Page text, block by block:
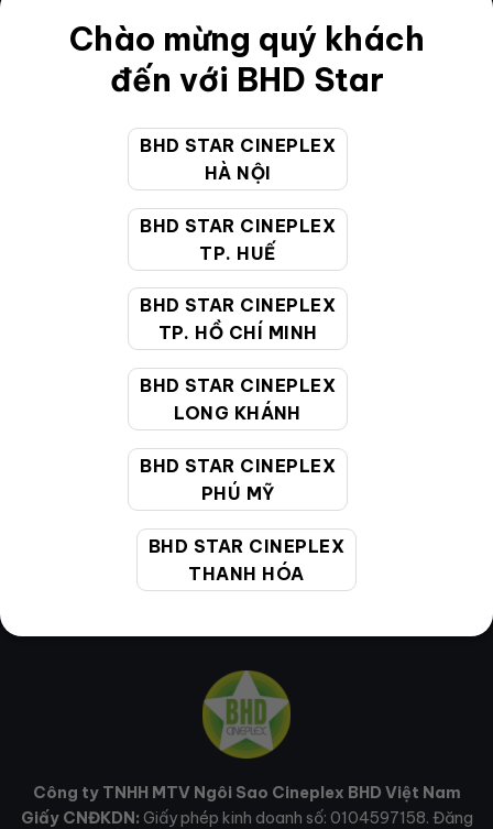
Chào mừng quý khách
đến với BHD Star
BHD STAR CINEPLEX
HÀ NỘI
BHD STAR CINEPLEX
TP. HUẾ
BHD STAR CINEPLEX
TP. HỒ CHÍ MINH
BHD STAR CINEPLEX
LONG KHÁNH
BHD STAR CINEPLEX
PHÚ MỸ
BHD STAR CINEPLEX
THANH HÓA
Điều khoản
Hướng dẫn đặt vé trực tuyến
Chính sách bảo vệ thông tin cá nhân của người tiêu
CHĂM SÓC KHÁCH HÀNG
19002099
gồm cả Lễ, Tết)
cskh@bhdstar.vn
MẠNG XÃ HỘI
Công ty TNHH MTV Ngôi Sao Cineplex BHD Việt Nam
Giấy CNĐKDN: Giấy phép kinh doanh số: 0104597158. Đăng